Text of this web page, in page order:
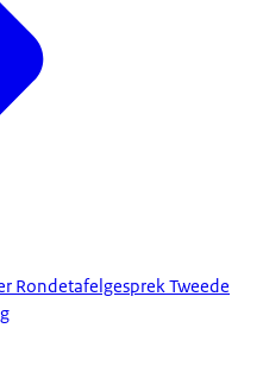
Rondetafelgesprek Tweede